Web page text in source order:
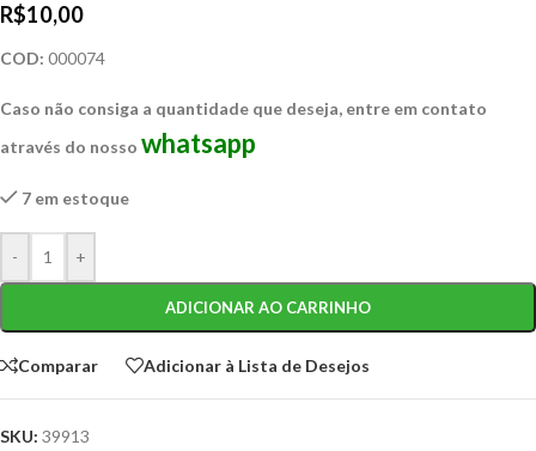
R$10,00
COD: 000074
Caso não consiga a quantidade que deseja, entre em contato
através do nosso whatsapp
7 em estoque
- +
ADICIONAR AO CARRINHO
Comparar Adicionar à Lista de Desejos
SKU: 39913